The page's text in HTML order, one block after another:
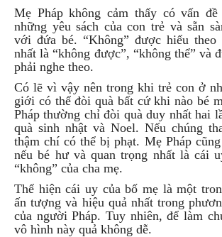
Mẹ Pháp không cảm thấy có vấn
những yêu sách của con trẻ và sẵn
với đứa bé. “Không” được hiểu theo
nhất là “không được”, “không thể” và
phải nghe theo.
Có lẽ vì vậy nên trong khi trẻ con ở
giới có thể đòi quà bất cứ khi nào bé
Pháp thường chỉ đòi quà duy nhất hai
quà sinh nhật và Noel. Nếu chúng
thậm chí có thể bị phạt. Mẹ Pháp
nếu bé hư và quan trọng nhất là cái
“không” của cha mẹ.
Thể hiện cái uy của bố mẹ là một
ấn tượng và hiệu quả nhất trong
của người Pháp. Tuy nhiên, để làm
vô hình này quả không dễ.